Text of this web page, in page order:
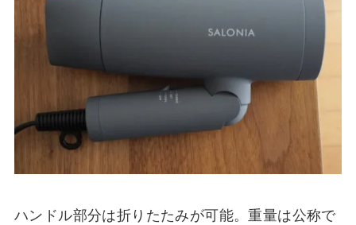
ハンドル部分は折りたたみが可能。重量は公称で